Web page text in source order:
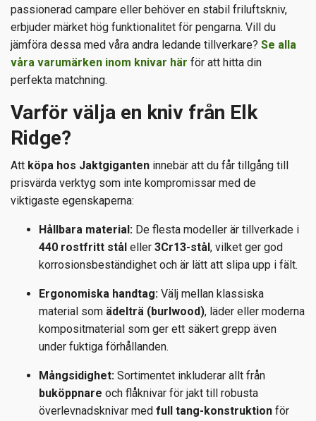
passionerad campare eller behöver en stabil friluftskniv,
erbjuder märket hög funktionalitet för pengarna. Vill du
jämföra dessa med våra andra ledande tillverkare? Se alla
våra varumärken inom knivar här för att hitta din
perfekta matchning.
Varför välja en kniv från Elk
Ridge?
Att köpa hos Jaktgiganten innebär att du får tillgång till
prisvärda verktyg som inte kompromissar med de
viktigaste egenskaperna:
Hållbara material: De flesta modeller är tillverkade i
440 rostfritt stål eller 3Cr13-stål , vilket ger god
korrosionsbeständighet och är lätt att slipa upp i fält.
Ergonomiska handtag: Välj mellan klassiska
material som ädelträ (burlwood), läder eller moderna
kompositmaterial som ger ett säkert grepp även
under fuktiga förhållanden.
Mångsidighet: Sortimentet inkluderar allt från
buköppnare och flåknivar för jakt till robusta
överlevnadsknivar med full tang-konstruktion för